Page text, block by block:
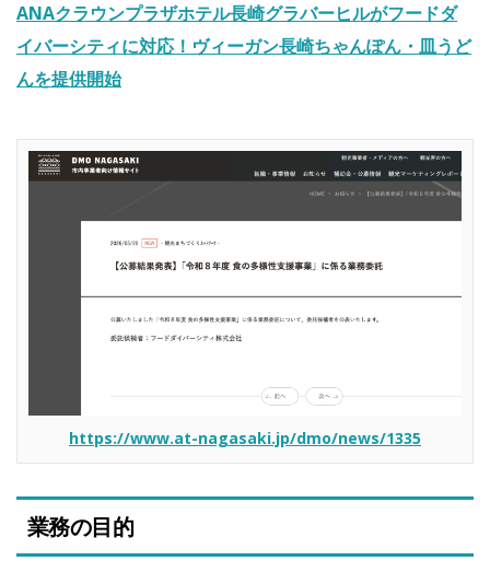
ANAクラウンプラザホテル長崎グラバーヒルがフードダ
イバーシティに対応！ヴィーガン長崎ちゃんぽん・皿うど
んを提供開始
https://www.at-nagasaki.jp/dmo/news/1335
業務の目的